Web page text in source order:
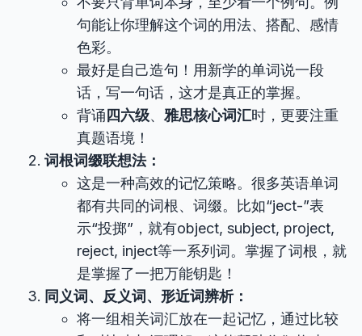
句能让你理解这个词的用法、搭配、感情
色彩。
最好是自己造句！用新学的单词说一段
话，写一句话，这才是真正的掌握。
背诵 四六级、 雅思核心词汇时，更要注重
真题语境！
词根词缀联想法：
这是一种高效的记忆策略。很多英语单词
都有共同的词根、词缀。比如“ject-”表
示“投掷”，就有object, subject, project,
reject, inject等一系列词。掌握了词根，就
是掌握了一把万能钥匙！
同义词、反义词、形近词辨析：
将一组相关词汇放在一起记忆，通过比较